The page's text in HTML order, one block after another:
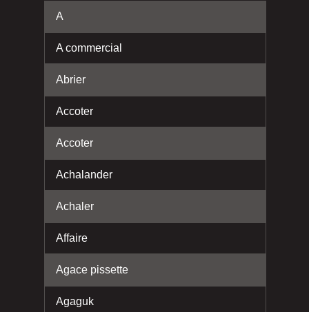
A
A commercial
Abrier
Accoter
Accoter
Achalander
Achaler
Affaire
Agace pissette
Agaguk